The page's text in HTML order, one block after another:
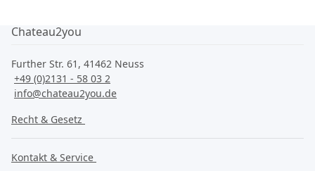
Chateau2you
Further Str. 61, 41462 Neuss
+49 (0)2131 - 58 03 2
info@chateau2you.de
Recht & Gesetz
Kontakt & Service